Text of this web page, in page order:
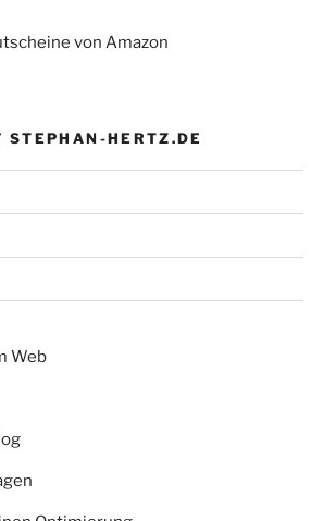
von Amazon
STEPHAN-HERTZ.DE
Web